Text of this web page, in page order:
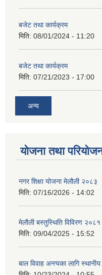
बजेट तथा कार्यक्रम
मिति: 08/01/2024 - 11:20
बजेट तथा कार्यक्रम
मिति: 07/21/2023 - 17:00
अन्य
योजना तथा
नगर शिक्षा योजना मेलौली २०८३
मिति: 07/16/2026 - 14:02
मेलौली बस्तुस्थिति विविरण २०८१
मिति: 09/04/2025 - 15:52
बाल विवाह अन्त्यका लागि